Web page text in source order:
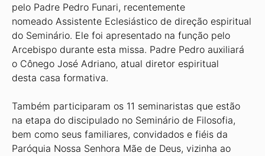
pelo Padre Pedro Funari, recentemente
nomeado Assistente Eclesiástico de direção espiritual
do Seminário. Ele foi apresentado na função pelo
Arcebispo durante esta missa. Padre Pedro auxiliará
o Cônego José Adriano, atual diretor espiritual
desta casa formativa.
Também participaram os 11 seminaristas que estão
na etapa do discipulado no Seminário de Filosofia,
bem como seus familiares, convidados e fiéis da
Paróquia Nossa Senhora Mãe de Deus, vizinha ao